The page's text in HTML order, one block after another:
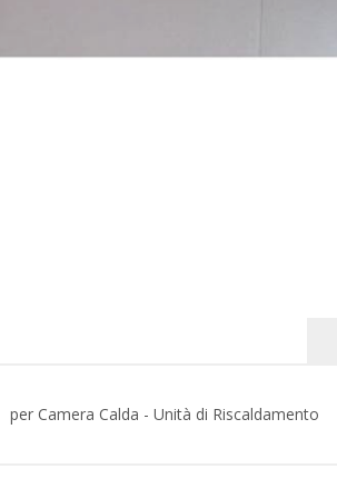
per Camera Calda - Unità di Riscaldamento